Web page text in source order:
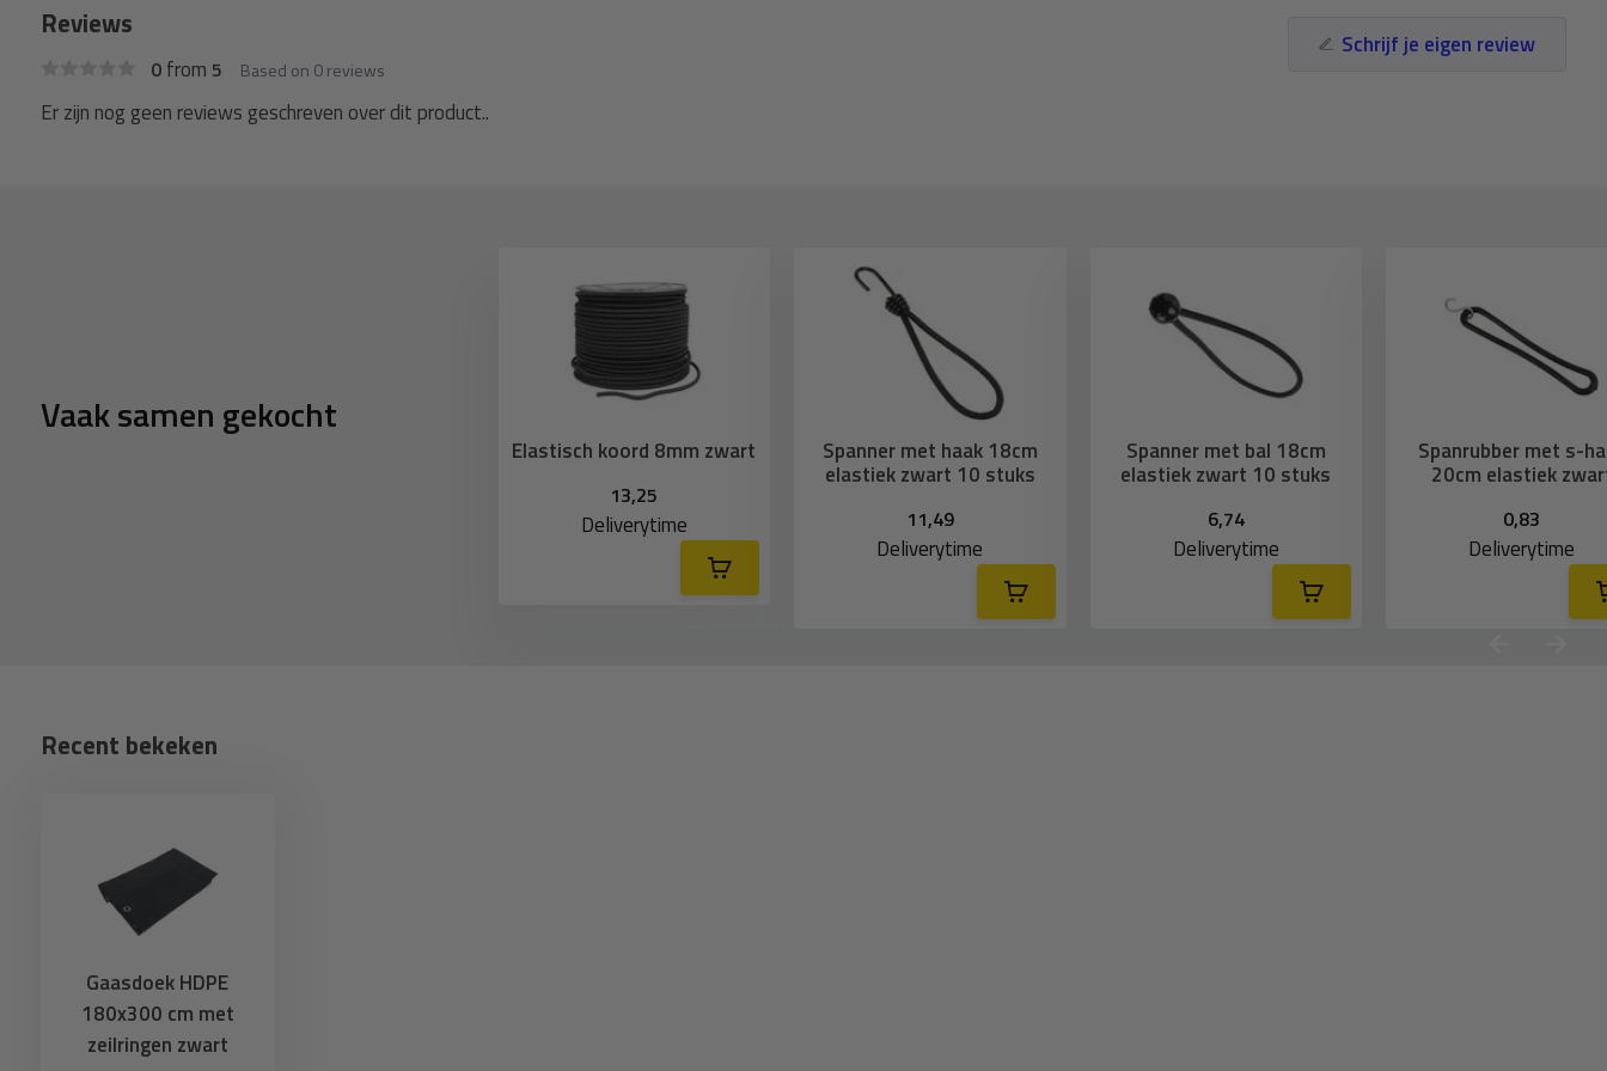
Reviews
0from 5 Based on 0 reviews
Schrijf je eigen review
Er zijn nog geen reviews geschreven over dit product..
Vaak samen gekocht
Elastisch koord 8mm zwart
13,25
Deliverytime
Spanner met haak 18cm
elastiek zwart 10 stuks
11,49
Deliverytime
Spanner met bal 18cm
elastiek zwart 10 stuks
6,74
Deliverytime
Spanrubber met s-
20cm elastiek
0,83
Deliverytime
Recent bekeken
Gaasdoek HDPE
180x300 cm met
zeilringen zwart